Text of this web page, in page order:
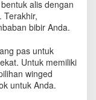
alis dengan
Terakhir,
bibir Anda.
pas untuk
Untuk memiliki
winged
untuk Anda.